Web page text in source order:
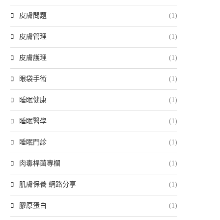
皮膚問題 (1)
皮膚管理 (1)
皮膚護理 (1)
眼袋手術 (1)
睡眠健康 (1)
睡眠醫學 (1)
睡眠門診 (1)
肉毒桿菌專欄 (1)
肌膚保養 網路分享 (1)
膠原蛋白 (1)